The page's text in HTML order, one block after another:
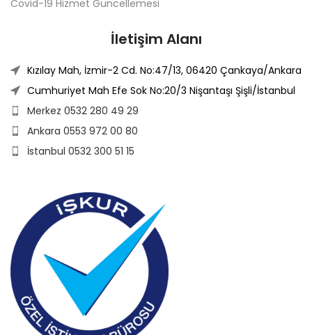
Covid-19 Hizmet Güncellemesi
İletişim Alanı
Kızılay Mah, İzmir-2 Cd. No:47/13, 06420 Çankaya/Ankara
Cumhuriyet Mah Efe Sok No:20/3 Nişantaşı Şişli/İstanbul
Merkez 0532 280 49 29
Ankara 0553 972 00 80
İstanbul 0532 300 51 15